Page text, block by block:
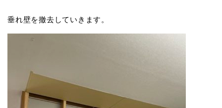
垂れ壁を撤去していきます。